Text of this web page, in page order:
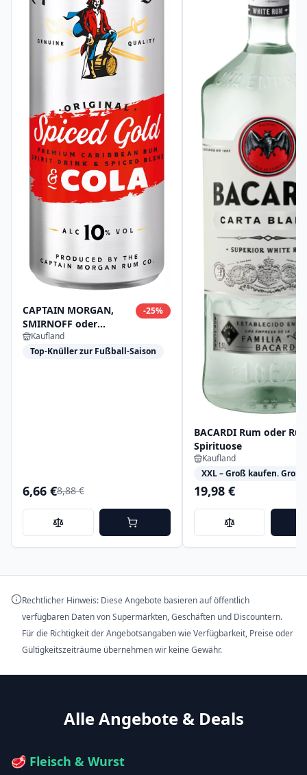
CAPTAIN MORGAN,
SMIRNOFF oder
GORDON'S
Alkoholisches
-25%
Kaufland
Top-Knüller zur Fußball-Saison
6,66 €8,88 €
BACARDI Rum oder
Spirituose
Kaufland
XXL – Groß kaufen. Groß
19,98 €
Rechtlicher Hinweis: Diese Angebote basieren auf öffentlich
verfügbaren Daten von Supermärkten, Geschäften und Discountern.
Für die Richtigkeit der Angebotsangaben wie Verfügbarkeit, Preise oder
Gültigkeitszeiträume übernehmen wir keine Gewähr.
Alle Angebote & Deals
🥩 Fleisch & Wurst